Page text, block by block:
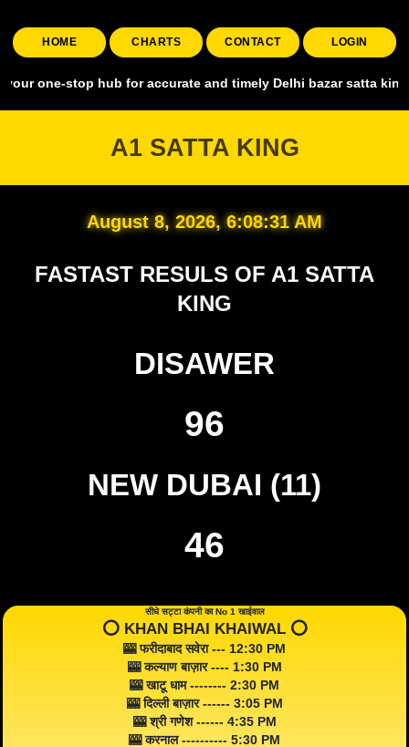
HOME CHARTS CONTACT LOGIN
hub for accurate and timely Delhi bazar satta king,
A1 SATTA KING
August 8, 2026, 6:08:32 AM
FASTAST RESULS OF A1 SATTA
KING
DISAWER
96
NEW DUBAI (11)
46
सीधे सट्टा कंपनी का No 1 खाईवाल
⭕️ KHAN BHAI KHAIWAL ⭕️
🎰 फरीदाबाद सवेरा --- 12:30 PM
🎰 कल्याण बाज़ार ---- 1:30 PM
🎰 खाटू धाम -------- 2:30 PM
🎰 दिल्ली बाज़ार ------ 3:05 PM
🎰 श्री गणेश ------ 4:35 PM
🎰 करनाल ---------- 5:30 PM